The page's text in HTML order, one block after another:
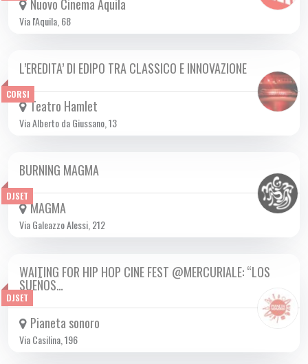
Nuovo Cinema Aquila
Via l'Aquila, 68
CORSI
DA LUN 24/02 A DOM 18/05 2025
L’EREDITA’ DI EDIPO TRA CLASSICO E INNOVAZIONE
Teatro Hamlet
Via Alberto da Giussano, 13
DJSET
MER 30/04 2025
BURNING MAGMA
MAGMA
Via Galeazzo Alessi, 212
DJSET
MER 30/04 2025
WAITING FOR HIP HOP CINE FEST @MERCURIALE: “LOS
SUEÑOS…
Pianeta sonoro
Via Casilina, 196